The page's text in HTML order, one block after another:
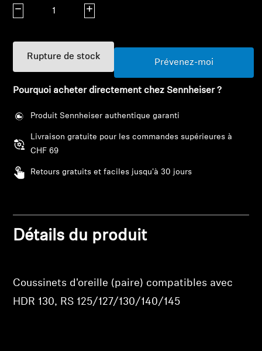
Pièces et accessoires AMBEO
À propos de nous
Innovations
Professionnel
Diminuer la quantitéAugmenter la quantité
Rupture de stock
Prévenez-moi
Pourquoi acheter directement chez Sennheiser ?
Produit Sennheiser authentique garanti
Livraison gratuite pour les commandes supérieures à
CHF 69
Retours gratuits et faciles jusqu'à 30 jours
Détails du produit
Coussinets d'oreille (paire) compatibles avec
HDR 130, RS 125/127/130/140/145
des produits à votre liste de souhaits et afficher
vos articles précédemment enregistrés.